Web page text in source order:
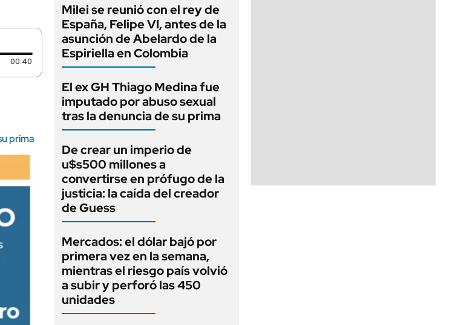
00:40 Duración: 40 segundos
prima
Milei se reunió con el rey de
España, Felipe VI, antes de la
asunción de Abelardo de la
Espiriella en Colombia
El ex GH Thiago Medina fue
imputado por abuso sexual
tras la denuncia de su prima
De crear un imperio de
u$s500 millones a
convertirse en prófugo de la
justicia: la caída del creador
de Guess
Mercados: el dólar bajó por
primera vez en la semana,
mientras el riesgo país volvió
a subir y perforó las 450
unidades